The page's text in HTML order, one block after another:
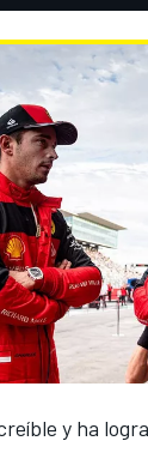
y ha